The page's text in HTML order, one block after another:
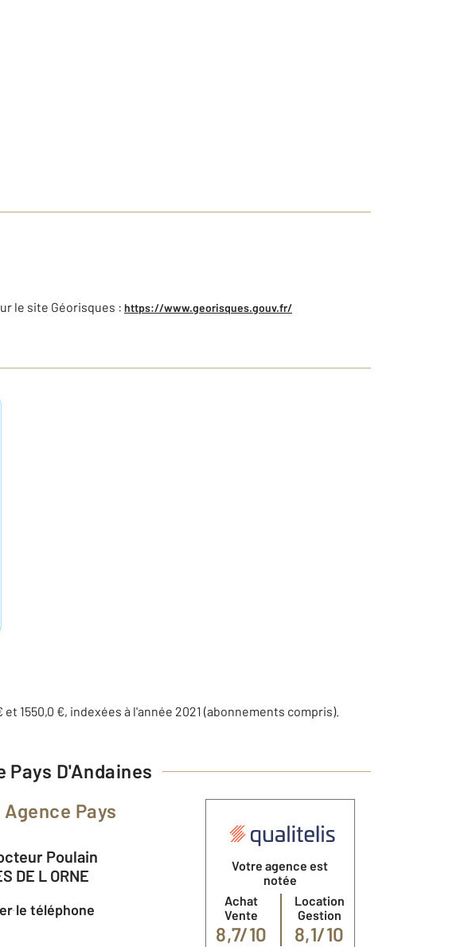
le site Géorisques : https://www.georisques.gouv.fr/
1550,0 €, indexées à l'année 2021 (abonnements compris).
Pays D'Andaines
Poulain
DE L ORNE
le téléphone
Votre agence est
notée
Achat
Vente
8,7/10
Location
Gestion
8,1/10